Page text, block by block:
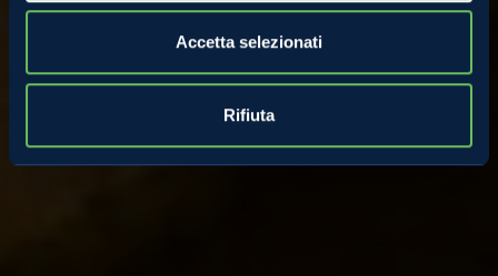
Accetta selezionati
Rifiuta